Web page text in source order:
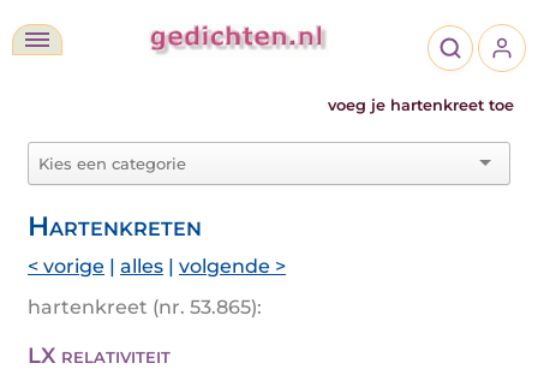
voeg je hartenkreet toe
Hartenkreten
< vorige | alles | volgende >
hartenkreet (nr. 53.865):
LX relativiteit